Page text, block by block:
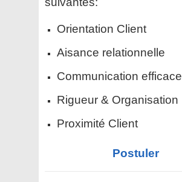
Orientation Client
Aisance relationnelle
Communication efficace
Rigueur & Organisation
Proximité Client
Postuler